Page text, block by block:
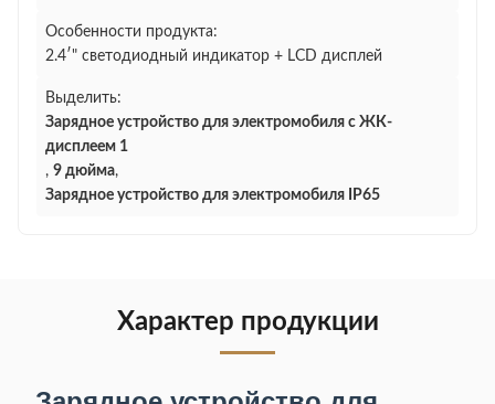
Особенности продукта:
2.4′" светодиодный индикатор + LCD дисплей
Выделить:
Зарядное устройство для электромобиля с ЖК-
дисплеем 1
, 9 дюйма,
Зарядное устройство для электромобиля IP65
Характер продукции